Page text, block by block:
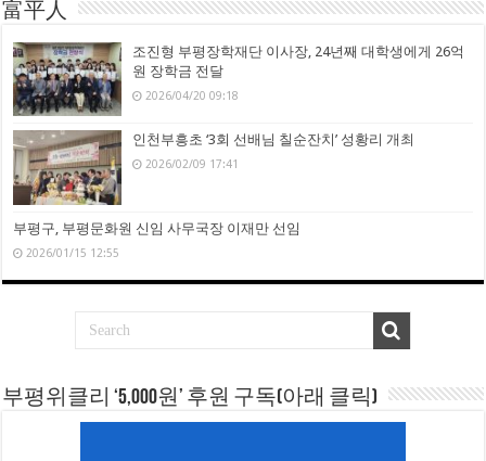
富平人
조진형 부평장학재단 이사장, 24년째 대학생에게 26억
원 장학금 전달
2026/04/20 09:18
인천부흥초 ‘3회 선배님 칠순잔치’ 성황리 개최
2026/02/09 17:41
부평구, 부평문화원 신임 사무국장 이재만 선임
2026/01/15 12:55
부평위클리 ‘5,000원’ 후원 구독(아래 클릭)